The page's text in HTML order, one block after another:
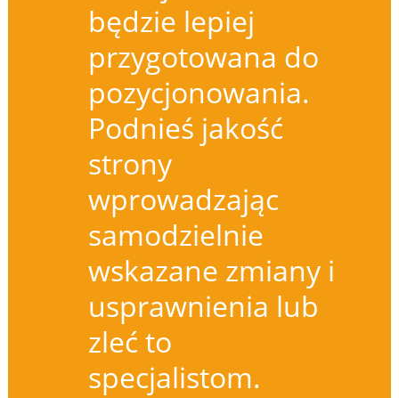
będzie lepiej
przygotowana do
pozycjonowania.
Podnieś jakość
strony
wprowadzając
samodzielnie
wskazane zmiany i
usprawnienia lub
zleć to
specjalistom.